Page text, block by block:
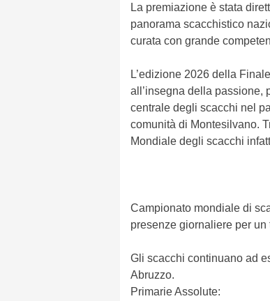
La premiazione è stata
panorama scacchistico
curata con grande
L’edizione 2026 della
all’insegna della passione,
centrale degli scacchi nel
comunità di Montesilvano.
Mondiale degli scacchi
Campionato mondiale di
presenze giornaliere per
Gli scacchi continuano ad
Abruzzo.
Primarie Assolute: